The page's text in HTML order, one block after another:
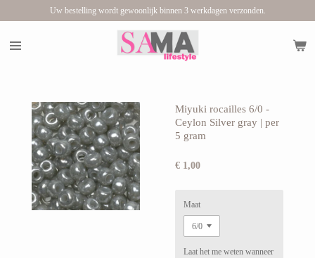
de
Uw bestelling wordt gewoonlijk binnen 3 werkdagen verzonden.
Miyuki rocailles 6/0 -
Ceylon Silver gray | per
5 gram
€ 1,00
Maat
Laat het me weten wanneer